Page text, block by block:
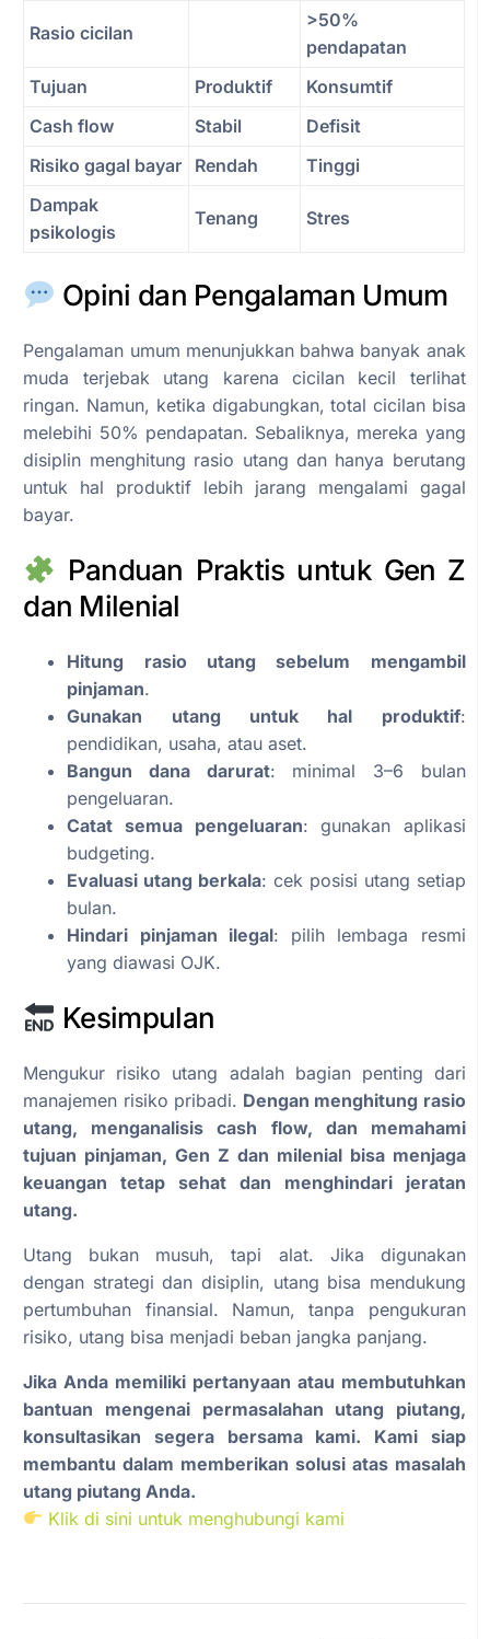
Rasio cicilan
>50%
pendapatan
Tujuan
Produktif
Konsumtif
Cash flow
Stabil
Defisit
Risiko gagal bayar
Rendah
Tinggi
Dampak
psikologis
Tenang Stres
Opini dan Pengalaman Umum
Pengalaman umum menunjukkan bahwa banyak anak
muda terjebak utang karena cicilan kecil terlihat
ringan. Namun, ketika digabungkan, total cicilan bisa
melebihi 50% pendapatan. Sebaliknya, mereka yang
disiplin menghitung rasio utang dan hanya berutang
untuk hal produktif lebih jarang mengalami gagal
bayar.
Panduan Praktis untuk Gen Z
dan Milenial
Hitung rasio utang sebelum mengambil
pinjaman.
Gunakan utang untuk hal produktif:
pendidikan, usaha, atau aset.
Bangun dana darurat: minimal 3–6 bulan
pengeluaran.
Catat semua pengeluaran: gunakan aplikasi
budgeting.
Evaluasi utang berkala: cek posisi utang setiap
bulan.
Hindari pinjaman ilegal: pilih lembaga resmi
yang diawasi OJK.
Kesimpulan
Mengukur risiko utang adalah bagian penting dari
manajemen risiko pribadi. Dengan menghitung rasio
utang, menganalisis cash flow, dan memahami
tujuan pinjaman, Gen Z dan milenial bisa menjaga
keuangan tetap sehat dan menghindari jeratan
utang.
Utang bukan musuh, tapi alat. Jika digunakan
dengan strategi dan disiplin, utang bisa mendukung
pertumbuhan finansial. Namun, tanpa pengukuran
risiko, utang bisa menjadi beban jangka panjang.
Jika Anda memiliki pertanyaan atau membutuhkan
bantuan mengenai permasalahan utang piutang,
konsultasikan segera bersama kami. Kami siap
membantu dalam memberikan solusi atas masalah
utang piutang Anda.
Klik di sini untuk menghubungi kami